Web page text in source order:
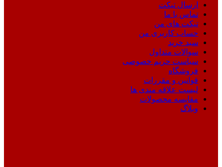
ارسال تیکت
تماس با ما
تیکت های من
حساب کاربری من
سبد خرید
سوالات متداول
سیاست حریم خصوصی
فروشگاه
قوانین و مقررات
لیست علاقه مندی ها
مقایسه محصولات
وبلاگ